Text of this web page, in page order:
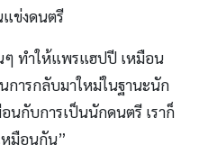
ข่งดนตรี
ๆ ทำให้แพรแฮปปี เหมือน
การกลับมาใหม่ในฐานะนัก
นกับการเป็นนักดนตรี เราก็
หมือนกัน”